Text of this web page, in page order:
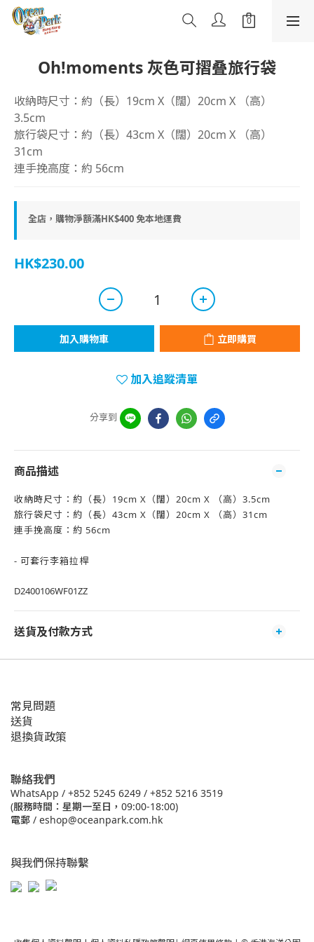
Oh!moments 灰色可摺叠旅行袋
收納時尺寸：約（長）19cm X（闊）20cm X （高）
3.5cm
旅行袋尺寸：約（長）43cm X（闊）20cm X （高）
31cm
連手挽高度：約 56cm
全店，購物淨額滿HK$400 免本地運費
HK$230.00
加入購物車 立即購買
加入追蹤清單
分享到
商品描述
收納時尺寸：約（長）19cm X（闊）20cm X （高）3.5cm
旅行袋尺寸：約（長）43cm X（闊）20cm X （高）31cm
連手挽高度：約 56cm
- 可套行李箱拉桿
D2400106WF01ZZ
送貨及付款方式
常見問題
送貨
退換貨政策
聯絡我們
WhatsApp / +852 5245 6249 / +852 5216 3519
(服務時間：星期一至日，09:00-18:00)
電郵 / eshop@oceanpark.com.hk
與我們保持聯繫